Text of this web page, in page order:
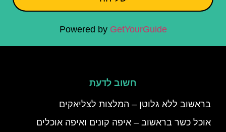
Powered by GetYourGuide
חשוב לדעת
בראשוב ללא גלוטן – המלצות לצליאקים
אוכל כשר בראשוב – איפה קונים ואיפה אוכלים